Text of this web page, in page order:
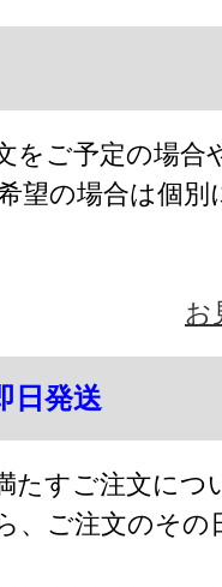
をご予定の場合
望の場合は個別
お
日発送
すご注文につ
、ご注文のそ